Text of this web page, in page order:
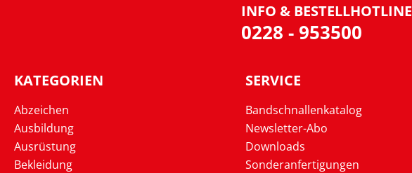
INFO & BESTELLHOTLINE
0228 - 953500
KATEGORIEN
Abzeichen
Ausbildung
Ausrüstung
Bekleidung
SERVICE
Bandschnallenkatalog
Newsletter-Abo
Downloads
Sonderanfertigungen